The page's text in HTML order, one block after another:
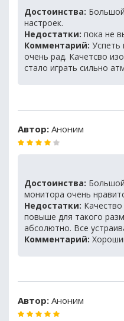
Достоинства:
настроек.
Недостатки: пока не
Комментарий: Успеть
очень рад. Качетсво
стало играть сильно
Автор: Аноним
Достоинства:
монитора очень
Недостатки:
повыше для такого
абсолютно. Все
Комментарий:
Автор: Аноним